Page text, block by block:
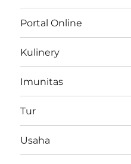
Portal Online
Kulinery
Imunitas
Tur
Usaha